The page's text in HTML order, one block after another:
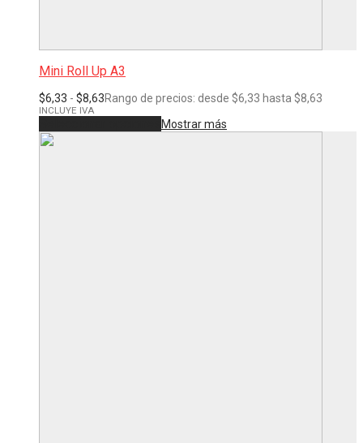
Mini Roll Up A3
$6,33 - $8,63Rango de precios: desde $6,33 hasta $8,63
INCLUYE IVA
Mostrar más